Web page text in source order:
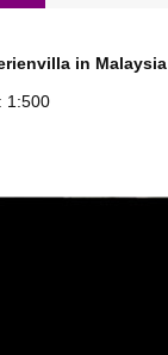
in Malaysia
1:500